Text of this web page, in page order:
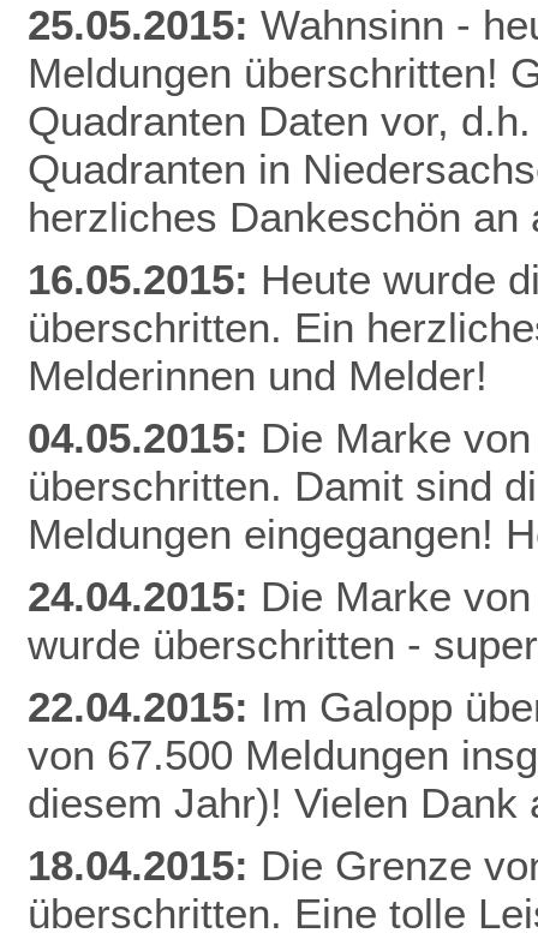
25.05.2015: Wahnsinn -
Meldungen überschritten!
Quadranten Daten vor,
Quadranten in
herzliches Dankeschön
16.05.2015: Heute wurde
überschritten. Ein
Melderinnen und Melder!
04.05.2015: Die Marke
überschritten. Damit sind
Meldungen eingegangen!
24.04.2015: Die Marke
wurde überschritten -
22.04.2015: Im Galopp
von 67.500 Meldungen
diesem Jahr)! Vielen
18.04.2015: Die Grenze
überschritten. Eine tolle